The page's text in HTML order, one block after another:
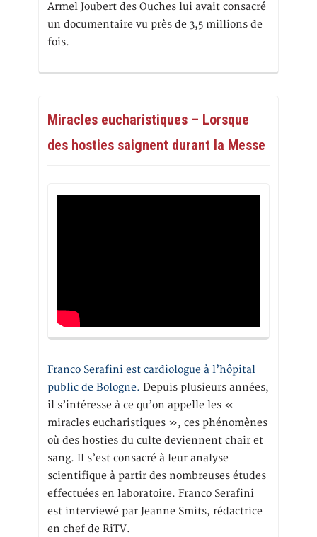
Armel Joubert des Ouches lui avait consacré
un documentaire vu près de 3,5 millions de
fois.
Miracles eucharistiques – Lorsque
des hosties saignent durant la Messe
Franco Serafini est cardiologue à l’hôpital
public de Bologne. Depuis plusieurs années,
il s’intéresse à ce qu’on appelle les «
miracles eucharistiques », ces phénomènes
où des hosties du culte deviennent chair et
sang. Il s’est consacré à leur analyse
scientifique à partir des nombreuses études
effectuées en laboratoire. Franco Serafini
est interviewé par Jeanne Smits, rédactrice
en chef de RiTV.